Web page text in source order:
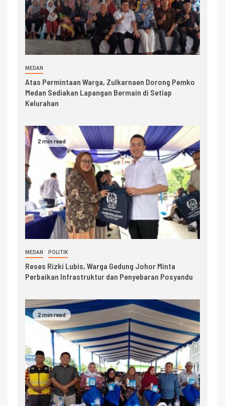
MEDAN
Atas Permintaan Warga, Zulkarnaen Dorong Pemko
Medan Sediakan Lapangan Bermain di Setiap
Kelurahan
2 min read
MEDAN POLITIK
Reses Rizki Lubis, Warga Gedung Johor Minta
Perbaikan Infrastruktur dan Penyebaran Posyandu
2 min read